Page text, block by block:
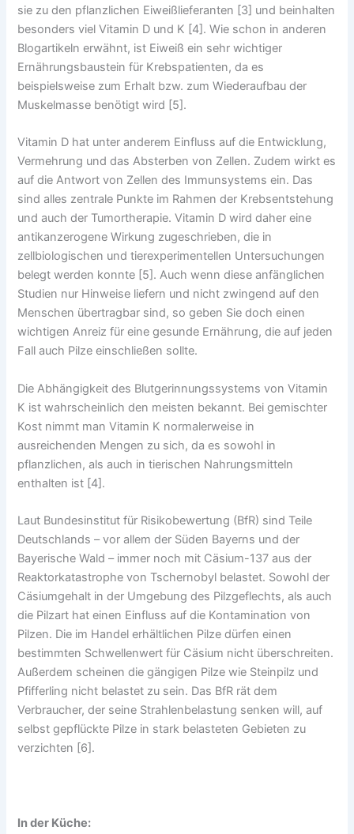
sie zu den pflanzlichen Eiweißlieferanten [3] und beinhalten
besonders viel Vitamin D und K [4]. Wie schon in anderen
Blogartikeln erwähnt, ist Eiweiß ein sehr wichtiger
Ernährungsbaustein für Krebspatienten, da es
beispielsweise zum Erhalt bzw. zum Wiederaufbau der
Muskelmasse benötigt wird [5].
Vitamin D hat unter anderem Einfluss auf die Entwicklung,
Vermehrung und das Absterben von Zellen. Zudem wirkt es
auf die Antwort von Zellen des Immunsystems ein. Das
sind alles zentrale Punkte im Rahmen der Krebsentstehung
und auch der Tumortherapie. Vitamin D wird daher eine
antikanzerogene Wirkung zugeschrieben, die in
zellbiologischen und tierexperimentellen Untersuchungen
belegt werden konnte [5]. Auch wenn diese anfänglichen
Studien nur Hinweise liefern und nicht zwingend auf den
Menschen übertragbar sind, so geben Sie doch einen
wichtigen Anreiz für eine gesunde Ernährung, die auf jeden
Fall auch Pilze einschließen sollte.
Die Abhängigkeit des Blutgerinnungssystems von Vitamin
K ist wahrscheinlich den meisten bekannt. Bei gemischter
Kost nimmt man Vitamin K normalerweise in
ausreichenden Mengen zu sich, da es sowohl in
pflanzlichen, als auch in tierischen Nahrungsmitteln
enthalten ist [4].
Laut Bundesinstitut für Risikobewertung (BfR) sind Teile
Deutschlands – vor allem der Süden Bayerns und der
Bayerische Wald – immer noch mit Cäsium-137 aus der
Reaktorkatastrophe von Tschernobyl belastet. Sowohl der
Cäsiumgehalt in der Umgebung des Pilzgeflechts, als auch
die Pilzart hat einen Einfluss auf die Kontamination von
Pilzen. Die im Handel erhältlichen Pilze dürfen einen
bestimmten Schwellenwert für Cäsium nicht überschreiten.
Außerdem scheinen die gängigen Pilze wie Steinpilz und
Pfifferling nicht belastet zu sein. Das BfR rät dem
Verbraucher, der seine Strahlenbelastung senken will, auf
selbst gepflückte Pilze in stark belasteten Gebieten zu
verzichten [6].
In der Küche: